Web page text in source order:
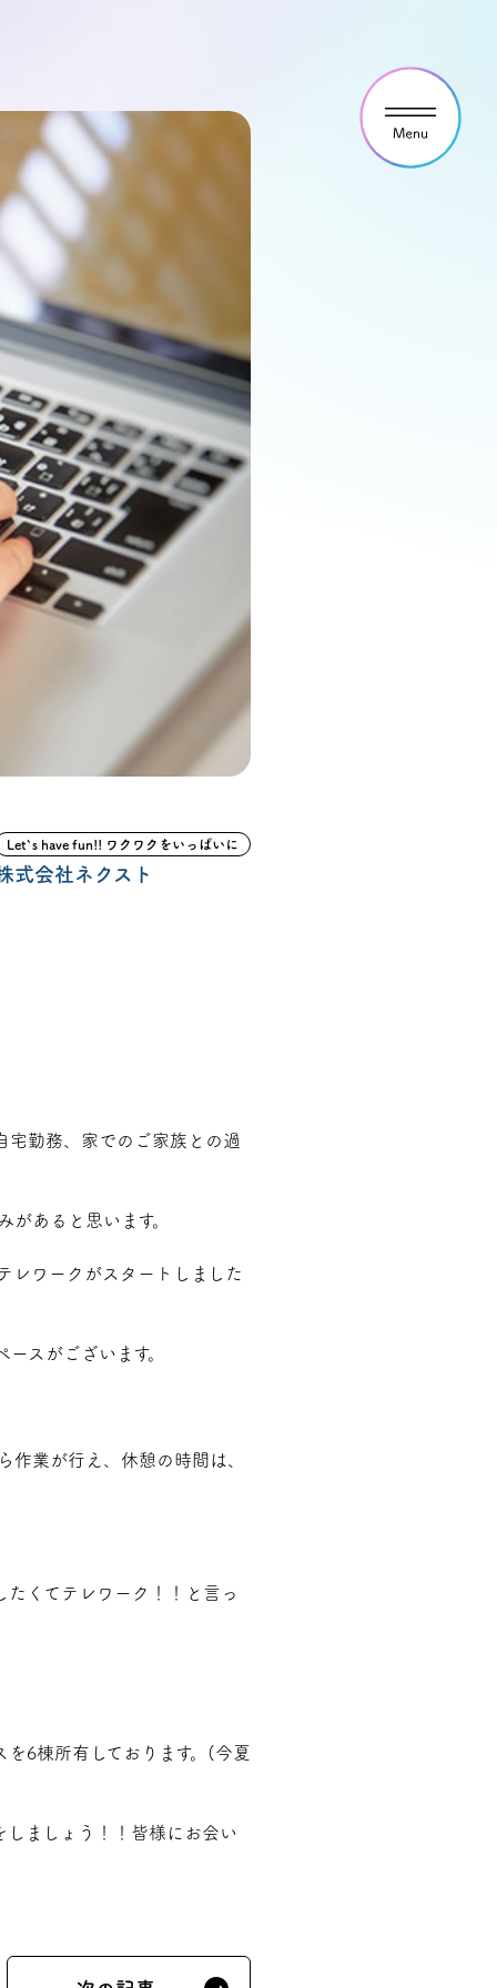
見学・ご予約
せ
料相談
営業時間: AM9:30-PM8:00
公式アカウント
Let`s have fun!! ワクワクをいっぱいに
式会社ネクスト
宅勤務、家でのご家族との過
あると思います。
レワークがスタートしました
スがございます。
業が行え、休憩の時間は、
くてテレワーク！！と言っ
6棟所有しております。(今夏
ましょう！！皆様にお会い